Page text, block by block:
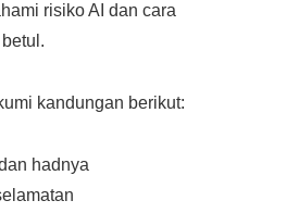
risiko AI dan cara
kandungan berikut:
hadnya